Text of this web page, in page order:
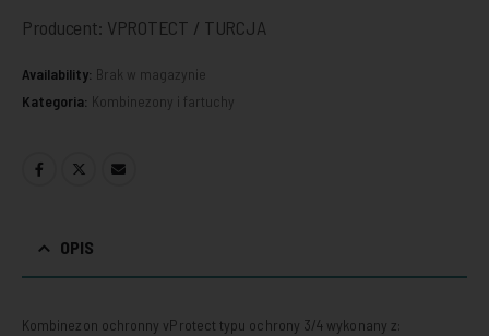
Producent: VPROTECT / TURCJA
Availability: Brak w magazynie
Kategoria: Kombinezony i fartuchy
OPIS
Kombinezon ochronny vProtect typu ochrony 3/4 wykonany z: